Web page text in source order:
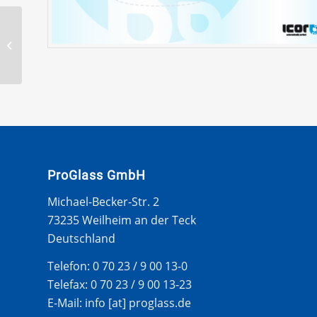
ProGlass GmbH
Michael-Becker-Str. 2
73235 Weilheim an der Teck
Deutschland
Telefon: 0 70 23 / 9 00 13-0
Telefax: 0 70 23 / 9 00 13-23
E-Mail: info [at] proglass.de
DISCOVERY 94-98 SET